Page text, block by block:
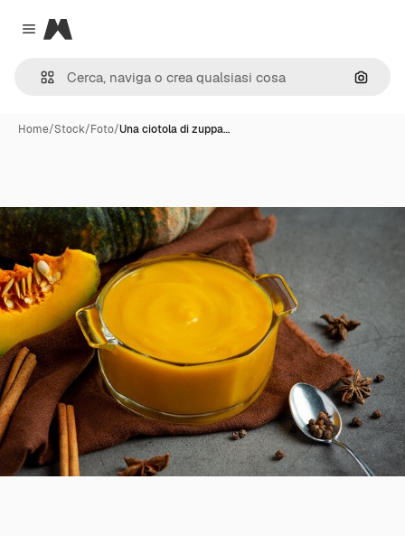
Close menu
Magnific
Cerca
Home/Stock/Foto/Una ciotola di zuppa…